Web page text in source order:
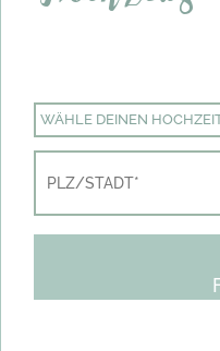
WÄHLE DEINEN